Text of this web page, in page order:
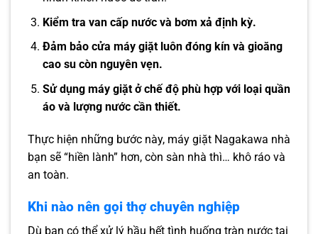
Kiểm tra van cấp nước và bơm xả định kỳ.
Đảm bảo cửa máy giặt luôn đóng kín và gioăng
cao su còn nguyên vẹn.
Sử dụng máy giặt ở chế độ phù hợp với loại quần
áo và lượng nước cần thiết.
Thực hiện những bước này, máy giặt Nagakawa nhà
bạn sẽ “hiền lành” hơn, còn sàn nhà thì… khô ráo và
an toàn.
Khi nào nên gọi thợ chuyên nghiệp
Dù bạn có thể xử lý hầu hết tình huống tràn nước tại